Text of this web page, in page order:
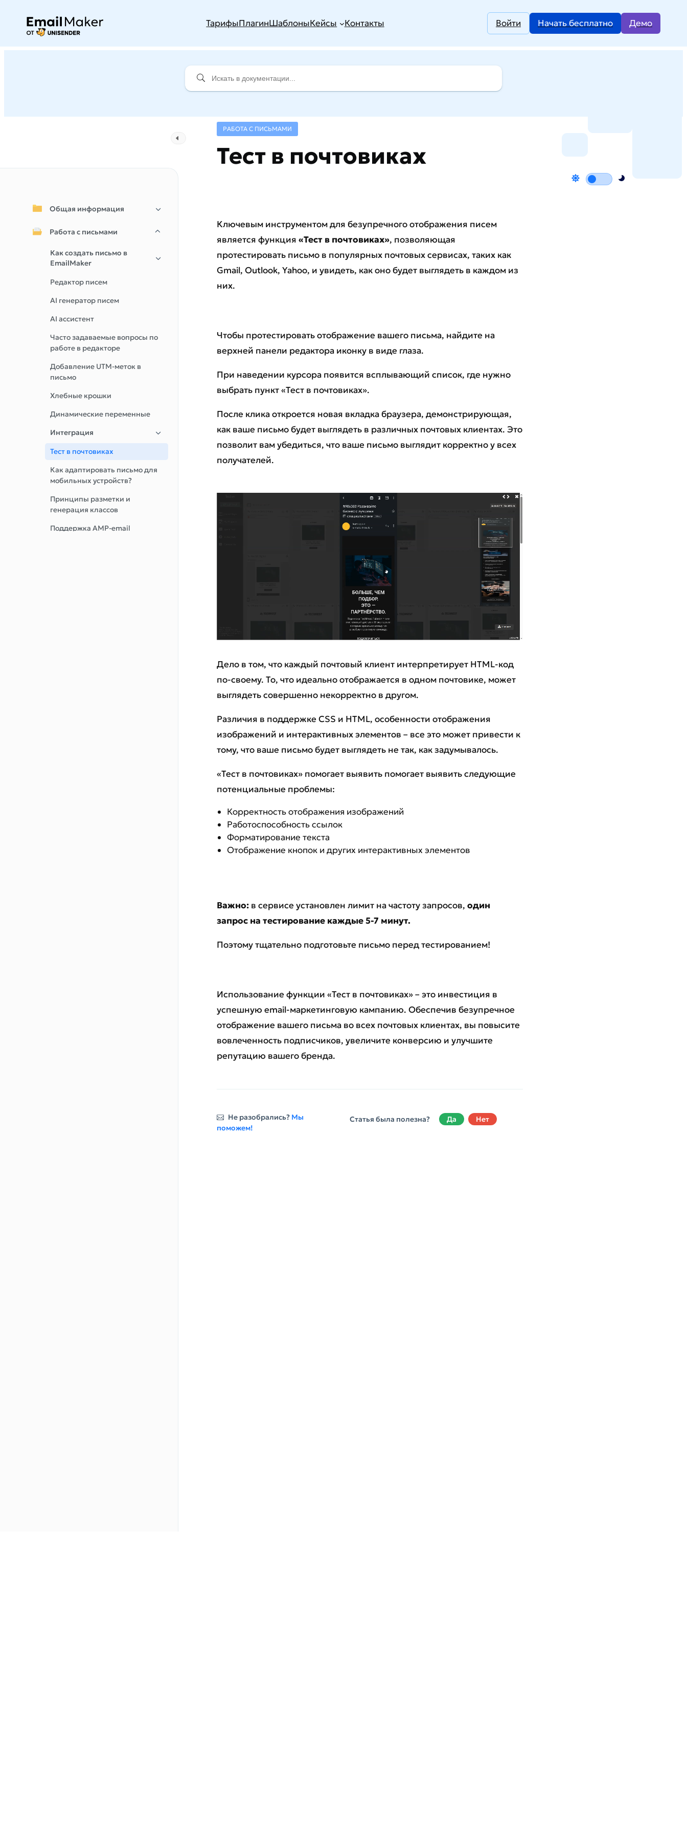
ТарифыПлагинШаблоныКейсы Контакты Войти Начать бесплатно Демо
Общая информация
Работа с письмами
Как создать письмо в
EmailMaker
Редактор писем
AI генератор писем
AI ассистент
Часто задаваемые вопросы по
работе в редакторе
Добавление UTM-меток в
письмо
Хлебные крошки
Динамические переменные
Интеграция
Тест в почтовиках
Как адаптировать письмо для
мобильных устройств?
Принципы разметки и
генерация классов
Поддержка AMP-email
РАБОТА С ПИСЬМАМИ
Тест в почтовиках
Ключевым инструментом для безупречного отображения писем
является функция«Тест в почтовиках», позволяющая
протестировать письмо в популярных почтовых сервисах, таких как
Gmail, Outlook, Yahoo, и увидеть, как оно будет выглядеть в каждом из
них.
Чтобы протестировать отображение вашего письма, найдите на
верхней панели редактора иконку в виде глаза.
При наведении курсора появится всплывающий список, где нужно
выбрать пункт «Тест в почтовиках».
После клика откроется новая вкладка браузера, демонстрирующая,
как ваше письмо будет выглядеть в различных почтовых клиентах. Это
позволит вам убедиться, что ваше письмо выглядит корректно у всех
получателей.
Дело в том, что каждый почтовый клиент интерпретирует HTML-код
по-своему. То, что идеально отображается в одном почтовике, может
выглядеть совершенно некорректно в другом.
Различия в поддержке CSS и HTML, особенности отображения
изображений и интерактивных элементов – все это может привести к
тому, что ваше письмо будет выглядеть не так, как задумывалось.
«Тест в почтовиках» помогает выявить помогает выявить следующие
потенциальные проблемы:
Корректность отображения изображений
Работоспособность ссылок
Форматирование текста
Отображение кнопок и других интерактивных элементов
Важно: в сервисе установлен лимит на частоту запросов,один
запрос на тестирование каждые 5-7 минут.
Поэтому тщательно подготовьте письмо перед тестированием!
Использование функции «Тест в почтовиках» – это инвестиция в
успешную email-маркетинговую кампанию. Обеспечив безупречное
отображение вашего письма во всех почтовых клиентах, вы повысите
вовлеченность подписчиков, увеличите конверсию и улучшите
репутацию вашего бренда.
Не разобрались? Мы
поможем!
Статья была полезна? Да Нет